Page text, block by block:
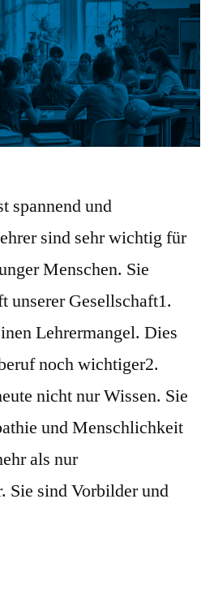
spannend und
sind sehr wichtig für
Menschen. Sie
unserer Gesellschaft1.
Lehrermangel. Dies
noch wichtiger2.
nicht nur Wissen. Sie
und Menschlichkeit
als nur
Sie sind Vorbilder und